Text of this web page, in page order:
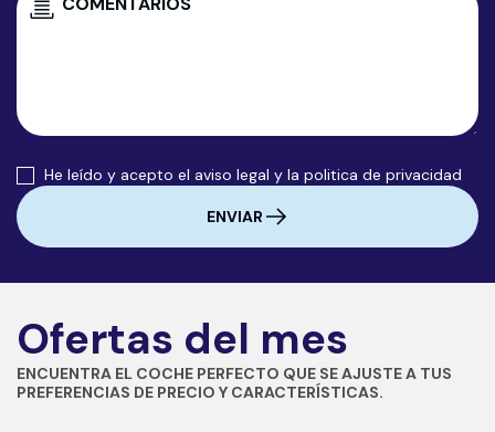
He leído y acepto el aviso legal y la politica de privacidad
ENVIAR
Ofertas del mes
ENCUENTRA EL COCHE PERFECTO QUE SE AJUSTE A TUS
PREFERENCIAS DE PRECIO Y CARACTERÍSTICAS.